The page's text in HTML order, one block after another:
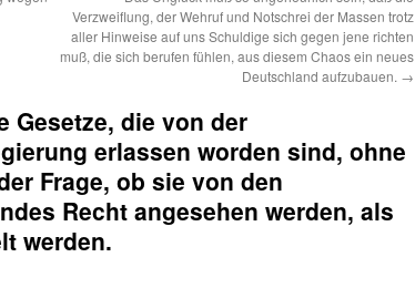
Verzweiflung, der Wehruf und Notschrei der Massen trotz
aller Hinweise auf uns Schuldige sich gegen jene richten
muß, die sich berufen fühlen, aus diesem Chaos ein neues
Deutschland aufzubauen. →
Gesetze, die von der
erlassen worden sind, ohne
Frage, ob sie von den
Recht angesehen werden, als
werden.